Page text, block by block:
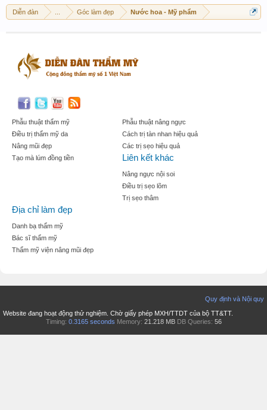
Diễn đàn Góc làm đẹp Nước hoa - Mỹ phẩm
Phẫu thuật thẩm mỹ
Điều trị thẩm mỹ da
Nâng mũi đẹp
Tạo mà lúm đồng tiền
Phẫu thuật nâng ngực
Cách trị tàn nhan hiệu quả
Các trị sẹo hiệu quả
Liên kết khác
Nâng ngực nội soi
Điều trị sẹo lõm
Trị sẹo thâm
Địa chỉ làm đẹp
Danh bạ thẩm mỹ
Bác sĩ thẩm mỹ
Thẩm mỹ viện nâng mũi đẹp
Quy định và Nội quy
Website đang hoạt động thử nghiệm. Chờ giấy phép MXH/TTDT của bộ TT&TT.
Timing: 0.3165 seconds Memory: 21.218 MB DB Queries: 56